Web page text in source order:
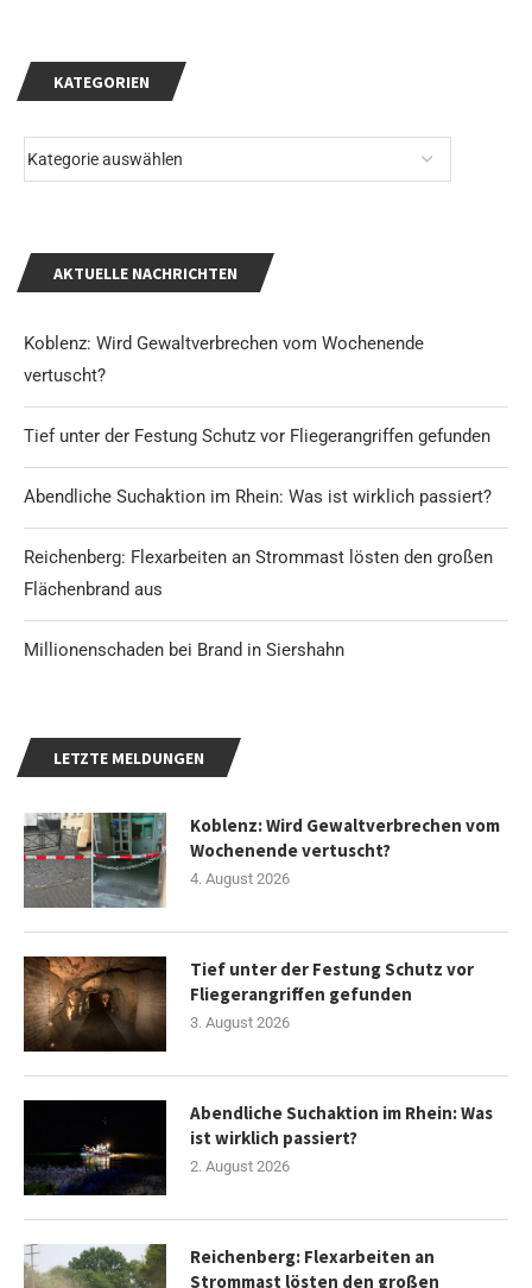
KATEGORIEN
AKTUELLE NACHRICHTEN
Koblenz: Wird Gewaltverbrechen vom Wochenende
vertuscht?
Tief unter der Festung Schutz vor Fliegerangriffen gefunden
Abendliche Suchaktion im Rhein: Was ist wirklich passiert?
Reichenberg: Flexarbeiten an Strommast lösten den großen
Flächenbrand aus
Millionenschaden bei Brand in Siershahn
LETZTE MELDUNGEN
Koblenz: Wird Gewaltverbrechen vom
Wochenende vertuscht?
4. August 2026
Tief unter der Festung Schutz vor
Fliegerangriffen gefunden
3. August 2026
Abendliche Suchaktion im Rhein: Was
ist wirklich passiert?
2. August 2026
Reichenberg: Flexarbeiten an
Strommast lösten den großen